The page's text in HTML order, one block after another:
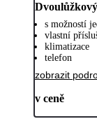
s možností
vlastní
klimatizace
telefon
zobrazit
v ceně